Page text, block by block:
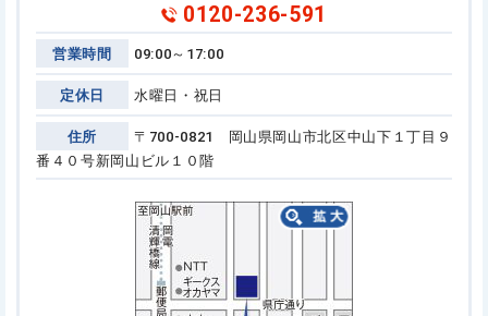
0120-236-591
営業時間 09:00～17:00
定休日 水曜日・祝日
住所
〒700-0821 岡山県岡山市北区中山下１丁目９
番４０号新岡山ビル１０階